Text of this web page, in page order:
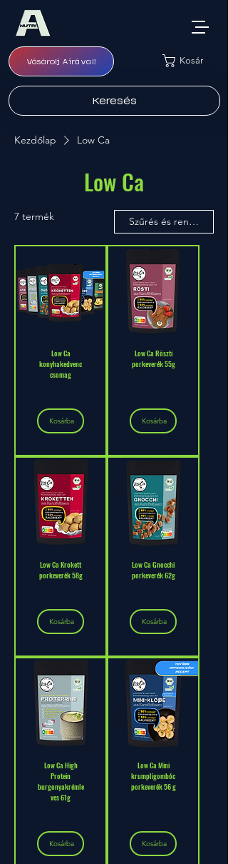
Vásárolj Airával! Kosár
Keresés
Kezdőlap Low Ca
Low Ca
7 termék Szűrés és rendezés
Low Ca
konyhakedvenc
csomag
Kosárba
Low Ca Röszti
porkeverék 55g
Kosárba
Low Ca Krokett
porkeverék 58g
Kosárba
Low Ca Gnocchi
porkeverék 62g
Kosárba
Low Ca High
Protein
burgonyakrémle
ves 61g
Kosárba
Low Ca Mini
krumpligombóc
porkeverék 56 g
Kosárba